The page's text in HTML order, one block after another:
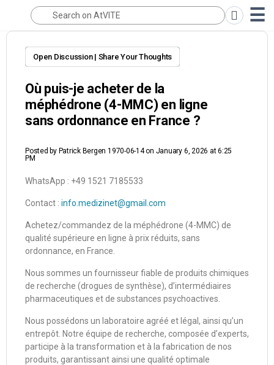
Open Discussion | Share Your Thoughts
Où puis-je acheter de la
méphédrone (4-MMC) en ligne
sans ordonnance en France ?
Posted by Patrick Bergen 1970-06-14on January 6, 2026 at 6:25
PM
WhatsApp : +49 1521 7185533
Contact : info.medizinet@gmail.com
Achetez/commandez de la méphédrone (4-MMC) de
qualité supérieure en ligne à prix réduits, sans
ordonnance, en France.
Nous sommes un fournisseur fiable de produits chimiques
de recherche (drogues de synthèse), d’intermédiaires
pharmaceutiques et de substances psychoactives.
Nous possédons un laboratoire agréé et légal, ainsi qu’un
entrepôt. Notre équipe de recherche, composée d’experts,
participe à la transformation et à la fabrication de nos
produits, garantissant ainsi une qualité optimale